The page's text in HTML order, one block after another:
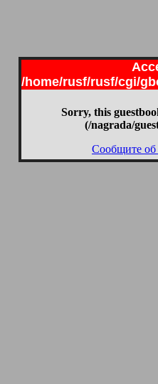
/home/rusf/rusf/cgi/
Sorry, this
(/nagrada/
Сообщите